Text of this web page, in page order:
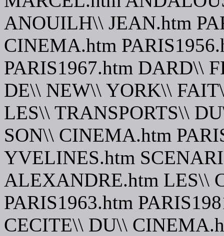
ANOUILH\\ JEAN.htm
CINEMA.htm
PARIS1967.htm DARD\\
DE\\ NEW\\ YORK\\
LES\\ TRANSPORTS\\
SON\\ CINEMA.htm
YVELINES.htm
ALEXANDRE.htm LES\\
PARIS1963.htm
CECITE\\ DU\\